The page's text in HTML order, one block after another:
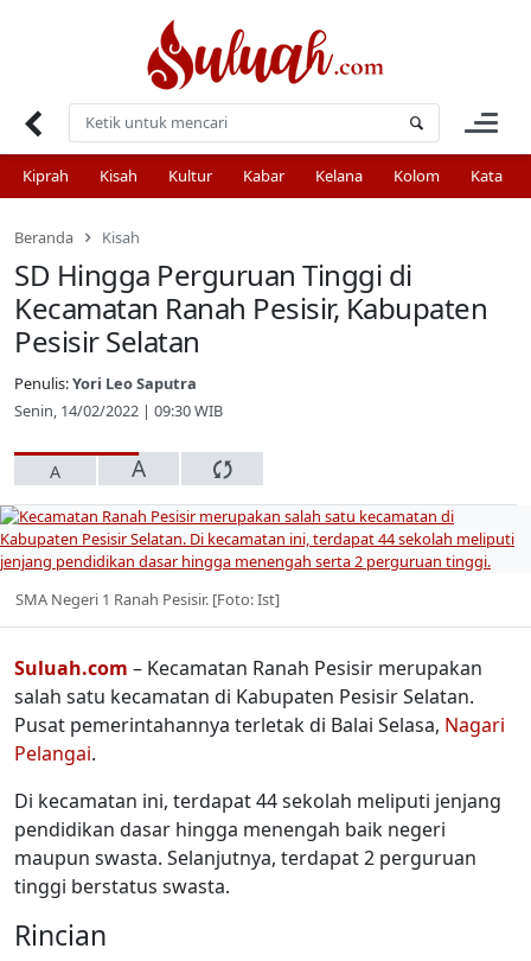
Kiprah Kisah Kultur Kabar Kelana Kolom Kata
Beranda Kisah
SD Hingga Perguruan Tinggi di
Kecamatan Ranah Pesisir, Kabupaten
Pesisir Selatan
Penulis:Yori Leo Saputra
Senin, 14/02/2022 | 09:30 WIB
A A
SMA Negeri 1 Ranah Pesisir. [Foto: Ist]
Suluah.com – Kecamatan Ranah Pesisir merupakan
salah satu kecamatan di Kabupaten Pesisir Selatan.
Pusat pemerintahannya terletak di Balai Selasa, Nagari
Pelangai.
Di kecamatan ini, terdapat 44 sekolah meliputi jenjang
pendidikan dasar hingga menengah baik negeri
maupun swasta. Selanjutnya, terdapat 2 perguruan
tinggi berstatus swasta.
Rincian